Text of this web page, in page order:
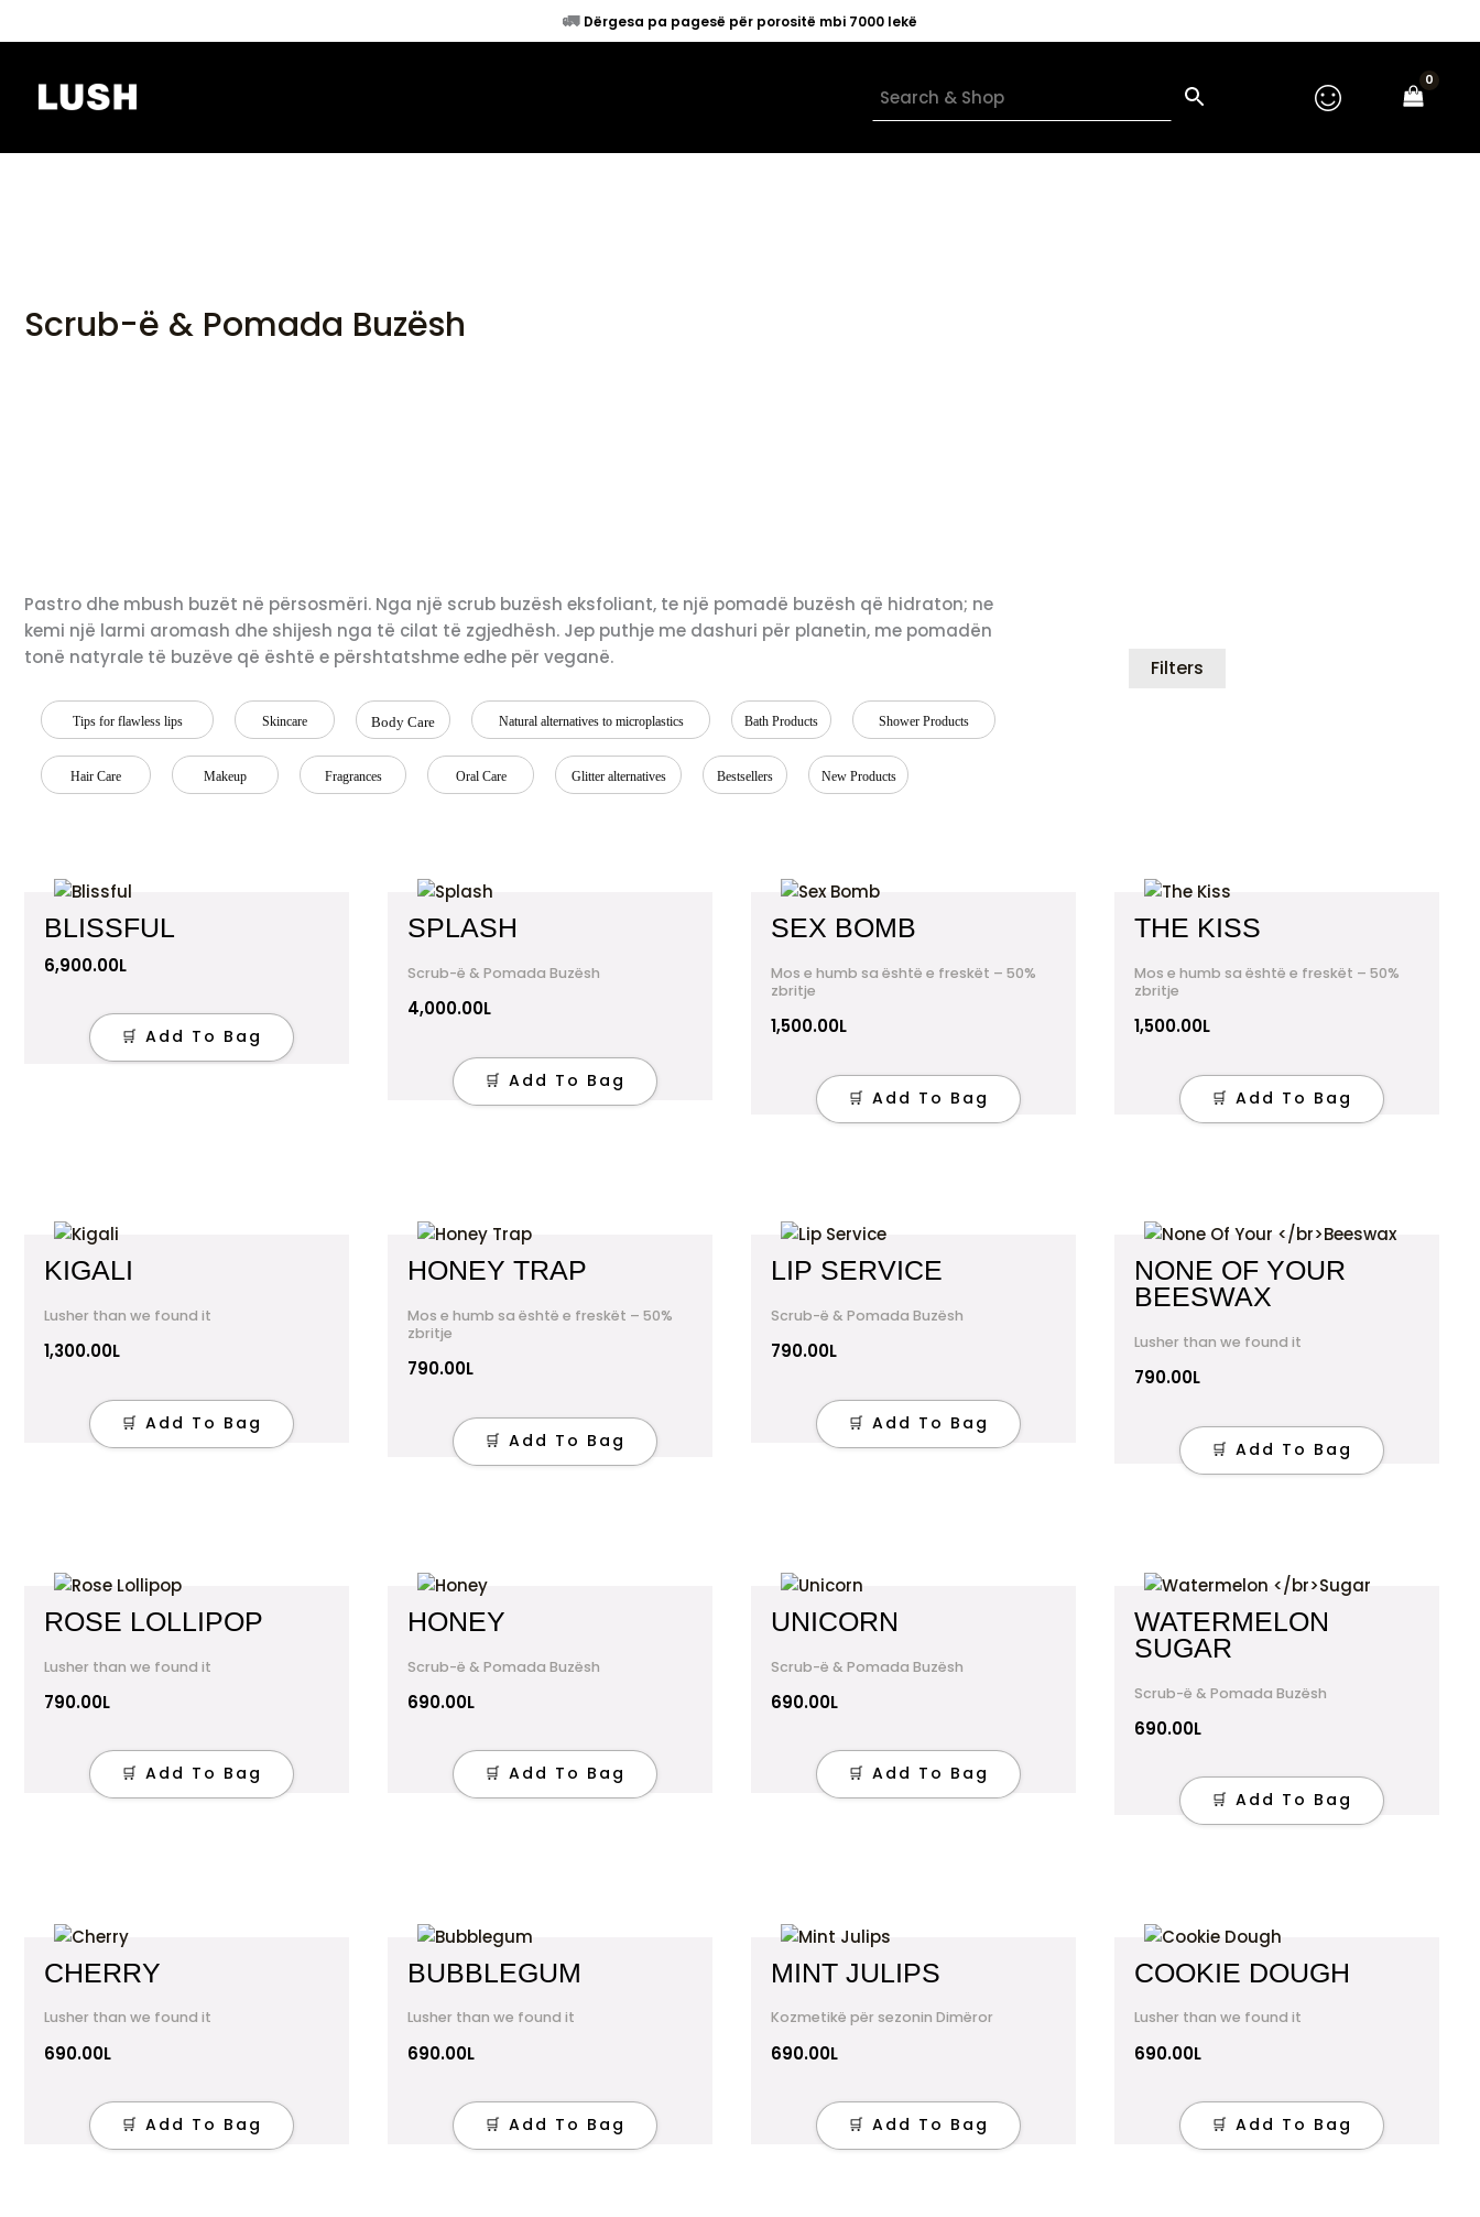
to
🚛 Dërgesa pa pagesë për porositë mbi 7000 lekë
Scrub-ë & Pomada Buzësh
Pastro dhe mbush buzët në përsosmëri. Nga një scrub buzësh eksfoliant, te një pomadë buzësh që hidraton; ne
kemi një larmi aromash dhe shijesh nga të cilat të zgjedhësh. Jep puthje me dashuri për planetin, me pomadën
tonë natyrale të buzëve që është e përshtatshme edhe për veganë.
Tips for flawless lips Skincare Body Care Natural alternatives to microplastics Bath Products Shower Products
Hair Care Makeup Fragrances Oral Care Glitter alternatives Bestsellers New Products
Filters
BLISSFUL
6,900.00L
🛒 Add To Bag
SPLASH
Scrub-ë & Pomada Buzësh
4,000.00L
🛒 Add To Bag
SEX BOMB
Mos e humb sa është e freskët – 50%
zbritje
1,500.00L
🛒 Add To Bag
THE KISS
Mos e humb sa është e freskët – 50%
zbritje
1,500.00L
🛒 Add To Bag
KIGALI
Lusher than we found it
1,300.00L
🛒 Add To Bag
HONEY TRAP
Mos e humb sa është e freskët – 50%
zbritje
790.00L
🛒 Add To Bag
LIP SERVICE
Scrub-ë & Pomada Buzësh
790.00L
🛒 Add To Bag
NONE OF YOUR
BEESWAX
Lusher than we found it
790.00L
🛒 Add To Bag
ROSE LOLLIPOP
Lusher than we found it
790.00L
🛒 Add To Bag
HONEY
Scrub-ë & Pomada Buzësh
690.00L
🛒 Add To Bag
UNICORN
Scrub-ë & Pomada Buzësh
690.00L
🛒 Add To Bag
WATERMELON
SUGAR
Scrub-ë & Pomada Buzësh
690.00L
🛒 Add To Bag
CHERRY
Lusher than we found it
690.00L
🛒 Add To Bag
BUBBLEGUM
Lusher than we found it
690.00L
🛒 Add To Bag
MINT JULIPS
Kozmetikë për sezonin Dimëror
690.00L
🛒 Add To Bag
COOKIE DOUGH
Lusher than we found it
690.00L
🛒 Add To Bag